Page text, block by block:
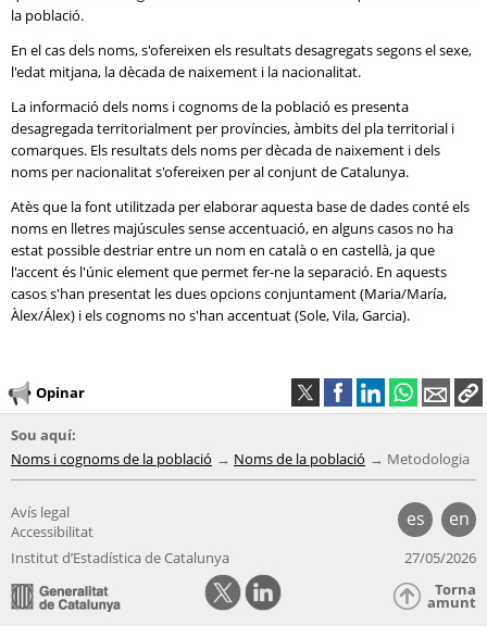
la població.
En el cas dels noms, s'ofereixen els resultats desagregats segons el sexe,
l'edat mitjana, la dècada de naixement i la nacionalitat.
La informació dels noms i cognoms de la població es presenta
desagregada territorialment per províncies, àmbits del pla territorial i
comarques. Els resultats dels noms per dècada de naixement i dels
noms per nacionalitat s'ofereixen per al conjunt de Catalunya.
Atès que la font utilitzada per elaborar aquesta base de dades conté els
noms en lletres majúscules sense accentuació, en alguns casos no ha
estat possible destriar entre un nom en català o en castellà, ja que
l'accent és l'únic element que permet fer-ne la separació. En aquests
casos s'han presentat les dues opcions conjuntament (Maria/María,
Àlex/Álex) i els cognoms no s'han accentuat (Sole, Vila, Garcia).
Opinar
Sou aquí:
Noms i cognoms de la població
Noms de la població Metodologia
es en
Avís legal
Accessibilitat
Institut d’Estadística de Catalunya
27/05/2026
Torna
amunt